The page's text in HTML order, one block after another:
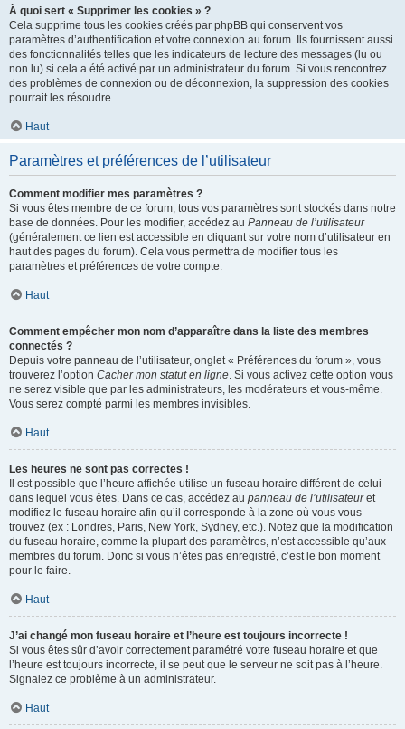
À quoi sert « Supprimer les cookies » ?
Cela supprime tous les cookies créés par phpBB qui conservent vos
paramètres d’authentification et votre connexion au forum. Ils fournissent aussi
des fonctionnalités telles que les indicateurs de lecture des messages (lu ou
non lu) si cela a été activé par un administrateur du forum. Si vous rencontrez
des problèmes de connexion ou de déconnexion, la suppression des cookies
pourrait les résoudre.
Haut
Paramètres et préférences de l’utilisateur
Comment modifier mes paramètres ?
Si vous êtes membre de ce forum, tous vos paramètres sont stockés dans notre
base de données. Pour les modifier, accédez au Panneau de l’utilisateur
(généralement ce lien est accessible en cliquant sur votre nom d’utilisateur en
haut des pages du forum). Cela vous permettra de modifier tous les
paramètres et préférences de votre compte.
Haut
Comment empêcher mon nom d’apparaître dans la liste des membres
connectés ?
Depuis votre panneau de l’utilisateur, onglet « Préférences du forum », vous
trouverez l’option Cacher mon statut en ligne. Si vous activez cette option vous
ne serez visible que par les administrateurs, les modérateurs et vous-même.
Vous serez compté parmi les membres invisibles.
Haut
Les heures ne sont pas correctes !
Il est possible que l’heure affichée utilise un fuseau horaire différent de celui
dans lequel vous êtes. Dans ce cas, accédez au panneau de l’utilisateuret
modifiez le fuseau horaire afin qu’il corresponde à la zone où vous vous
trouvez (ex : Londres, Paris, New York, Sydney, etc.). Notez que la modification
du fuseau horaire, comme la plupart des paramètres, n’est accessible qu’aux
membres du forum. Donc si vous n’êtes pas enregistré, c’est le bon moment
pour le faire.
Haut
J’ai changé mon fuseau horaire et l’heure est toujours incorrecte !
Si vous êtes sûr d’avoir correctement paramétré votre fuseau horaire et que
l’heure est toujours incorrecte, il se peut que le serveur ne soit pas à l’heure.
Signalez ce problème à un administrateur.
Haut